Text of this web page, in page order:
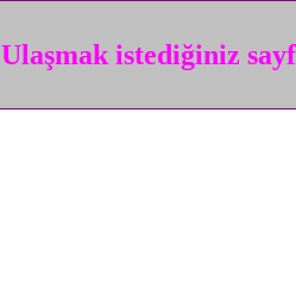
Ulaşmak istediğiniz